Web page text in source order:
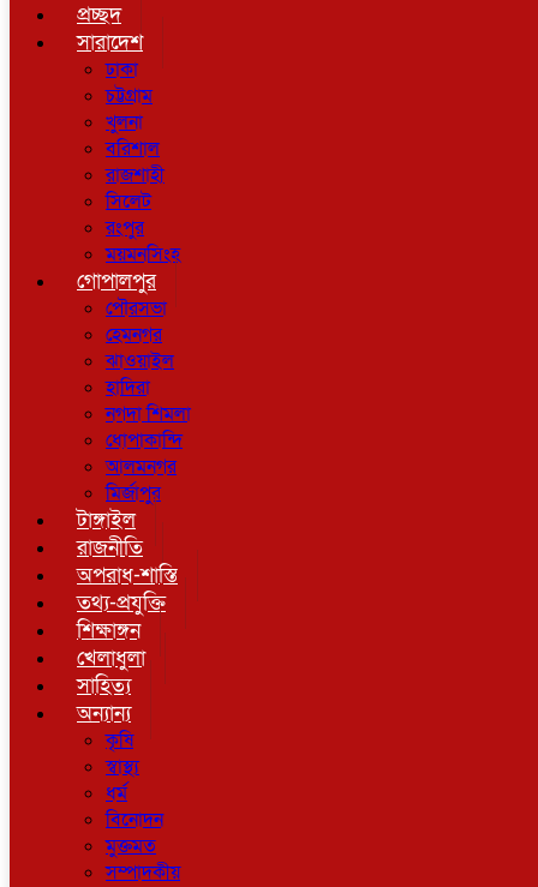
প্রচ্ছদ
সারাদেশ
ঢাকা
চট্টগ্রাম
খুলনা
বরিশাল
রাজশাহী
সিলেট
রংপুর
ময়মনসিংহ
গোপালপুর
পৌরসভা
হেমনগর
ঝাওয়াইল
হাদিরা
নগদা শিমলা
ধোপাকান্দি
আলমনগর
মির্জাপুর
টাঙ্গাইল
রাজনীতি
অপরাধ-শাস্তি
তথ্য-প্রযুক্তি
শিক্ষাঙ্গন
খেলাধুলা
সাহিত্য
অন্যান্য
কৃষি
স্বাস্থ্য
ধর্ম
বিনোদন
মুক্তমত
সম্পাদকীয়